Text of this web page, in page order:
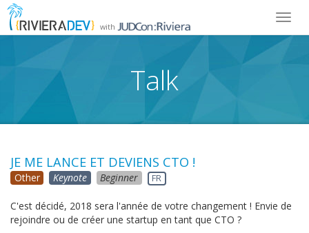
with
Talk
JE ME LANCE ET DEVIENS CTO !
Other Keynote Beginner FR
C'est décidé, 2018 sera l'année de votre changement ! Envie de
rejoindre ou de créer une startup en tant que CTO ?